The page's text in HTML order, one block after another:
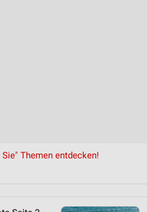
Themen entdecken!